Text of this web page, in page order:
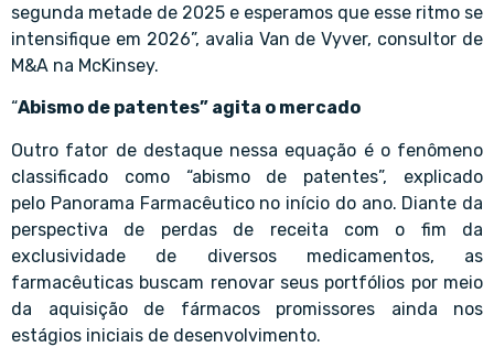
segunda metade de 2025 e esperamos que esse ritmo se
intensifique em 2026”, avalia Van de Vyver, consultor de
M&A na McKinsey.
“Abismo de patentes” agita o mercado
Outro fator de destaque nessa equação é o fenômeno
classificado como “abismo de patentes”, explicado
pelo Panorama Farmacêutico no início do ano. Diante da
perspectiva de perdas de receita com o fim da
exclusividade de diversos medicamentos, as
farmacêuticas buscam renovar seus portfólios por meio
da aquisição de fármacos promissores ainda nos
estágios iniciais de desenvolvimento.